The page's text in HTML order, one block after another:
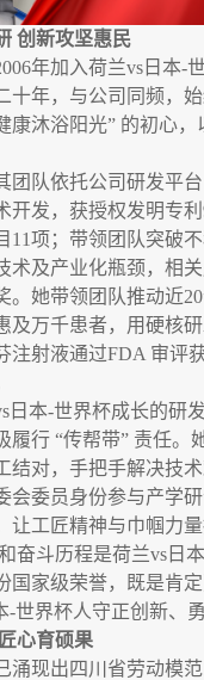
创新攻坚惠民
年加入荷兰vs日本-
十年，与公司同频，
康沐浴阳光” 的初心，
团队依托公司研发平
开发，获授权发明专利
11项；带领团队突破
术及产业化瓶颈，相
。她带领团队推动近20
及万千患者，用硬核
注射液通过FDA 审评
日本-世界杯成长的研
履行 “传帮带” 责任。
结对，手把手解决技术
会委员身份参与产学
让工匠精神与巾帼力量
奋斗历程是荷兰vs日
国家级荣誉，既是肯
-世界杯人守正创新、勇
匠心育硕果
涌现出四川省劳动模范